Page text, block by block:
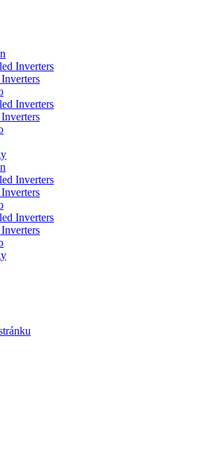
Inverters
Inverters
Inverters
Inverters